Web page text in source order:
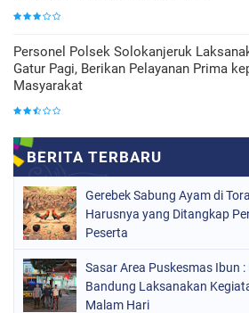
Personel Polsek Solokanjeruk
Gatur Pagi, Berikan Pelayanan Prima
Masyarakat
Gerebek Sabung Ayam di
Harusnya yang Ditangkap
Peserta
Sasar Area Puskesmas Ibun
Bandung Laksanakan
Malam Hari